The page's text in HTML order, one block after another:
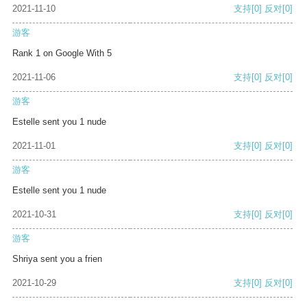
2021-11-10 支持[0] 反对[0]
游客
Rank 1 on Google With 5
2021-11-06 支持[0] 反对[0]
游客
Estelle sent you 1 nude
2021-11-01 支持[0] 反对[0]
游客
Estelle sent you 1 nude
2021-10-31 支持[0] 反对[0]
游客
Shriya sent you a frien
2021-10-29 支持[0] 反对[0]